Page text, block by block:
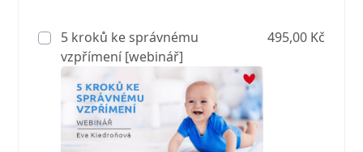
5 kroků ke správnému
vzpřímení [webinář]
495,00 Kč